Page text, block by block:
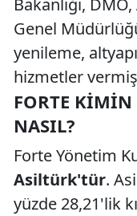
Bakanlığı,
Genel
yenileme,
hizmetler
FORTE KIMIN
NASIL?
Forte Yönetim
Asiltürk'tür.
yüzde 28,21'lik